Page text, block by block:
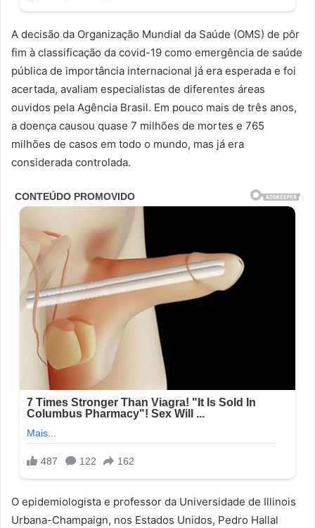
A decisão da Organização Mundial da Saúde (OMS) de pôr
fim à classificação da covid-19 como emergência de saúde
pública de importância internacional já era esperada e foi
acertada, avaliam especialistas de diferentes áreas
ouvidos pela Agência Brasil. Em pouco mais de três anos,
a doença causou quase 7 milhões de mortes e 765
milhões de casos em todo o mundo, mas já era
considerada controlada.
O epidemiologista e professor da Universidade de Illinois
Urbana-Champaign, nos Estados Unidos, Pedro Hallal